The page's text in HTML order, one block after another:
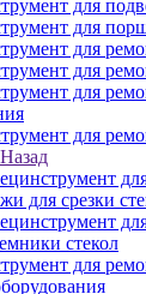
для
для
для
для
для
для
Назад
для срезки
стекол
для